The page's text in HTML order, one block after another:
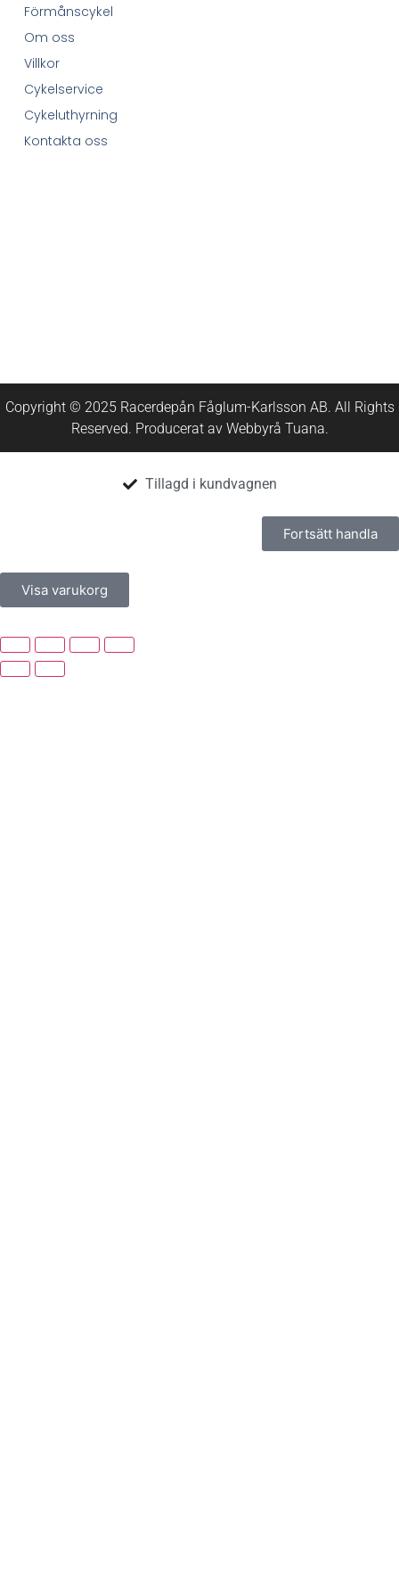
Förmånscykel
Om oss
Villkor
Cykelservice
Cykeluthyrning
Kontakta oss
Copyright © 2025 Racerdepån Fåglum-Karlsson AB. All Rights
Reserved. Producerat av Webbyrå Tuana.​
Tillagd i kundvagnen
Fortsätt handla
Visa varukorg